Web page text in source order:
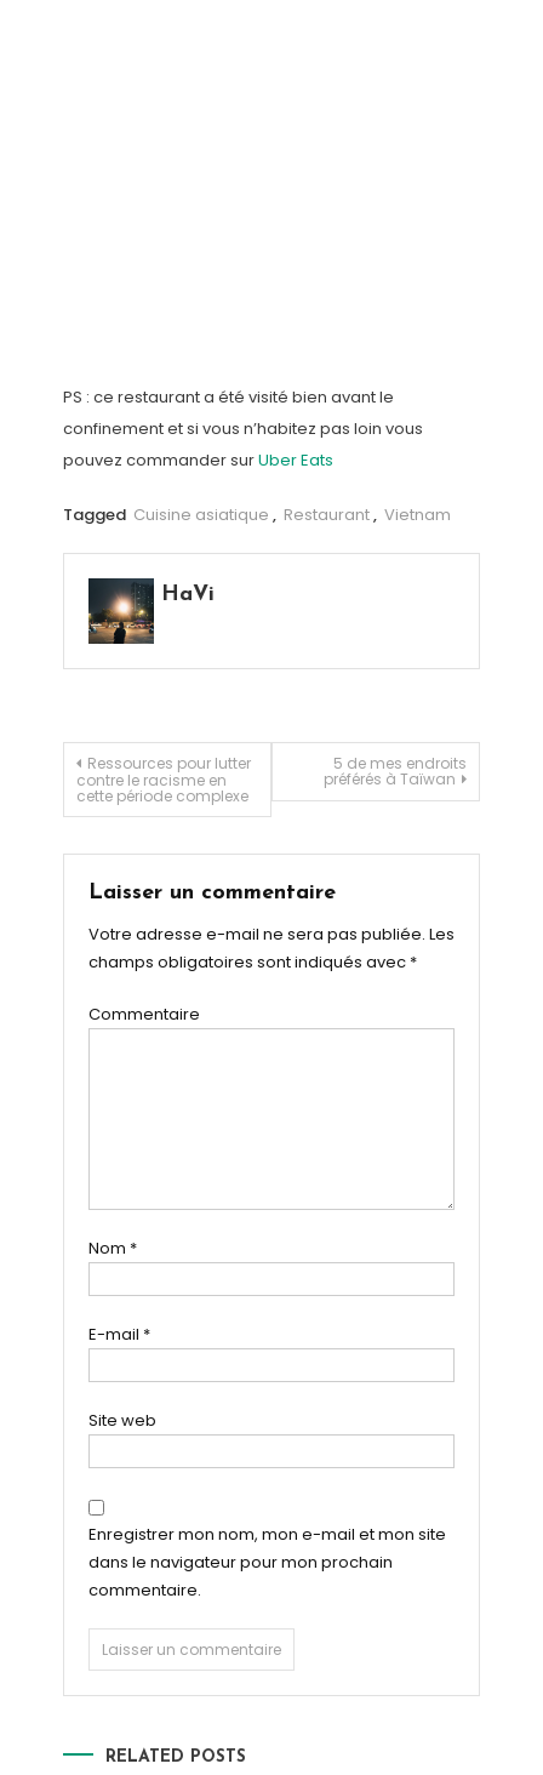
PS : ce restaurant a été visité bien avant le
confinement et si vous n’habitez pas loin vous
pouvez commander surUber Eats
Tagged Cuisine asiatique , Restaurant, Vietnam
HaVi
Navigation de l’article
Ressources pour lutter
contre le racisme en
cette période complexe
5 de mes endroits
préférés à Taïwan
Laisser un commentaire
Votre adresse e-mail ne sera pas publiée. Les
champs obligatoires sont indiqués avec *
Commentaire
Nom *
E-mail *
Site web
Enregistrer mon nom, mon e-mail et mon site
dans le navigateur pour mon prochain
commentaire.
RELATED POSTS